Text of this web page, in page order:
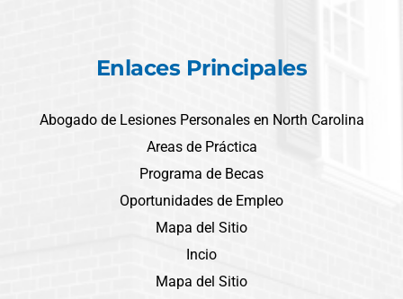
Enlaces Principales
Abogado de Lesiones Personales en North Carolina
Areas de Práctica
Programa de Becas
Oportunidades de Empleo
Mapa del Sitio
Incio
Mapa del Sitio